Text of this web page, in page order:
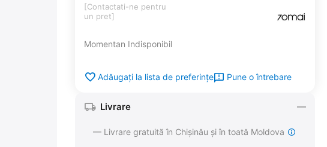
[Contactati-ne pentru
un pret]
Momentan Indisponibil
Adăugați la lista de preferințe Pune o întrebare
Livrare
— Livrare gratuită în Chișinău și în toată Moldova